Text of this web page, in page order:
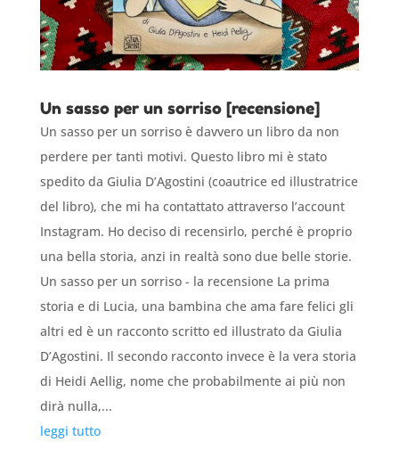
Un sasso per un sorriso [recensione]
Un sasso per un sorriso è davvero un libro da non
perdere per tanti motivi. Questo libro mi è stato
spedito da Giulia D’Agostini (coautrice ed illustratrice
del libro), che mi ha contattato attraverso l’account
Instagram. Ho deciso di recensirlo, perché è proprio
una bella storia, anzi in realtà sono due belle storie.
Un sasso per un sorriso - la recensione La prima
storia e di Lucia, una bambina che ama fare felici gli
altri ed è un racconto scritto ed illustrato da Giulia
D’Agostini. Il secondo racconto invece è la vera storia
di Heidi Aellig, nome che probabilmente ai più non
dirà nulla,...
leggi tutto